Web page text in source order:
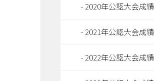
2020年公認大会成績
2021年公認大会成績
2022年公認大会成績